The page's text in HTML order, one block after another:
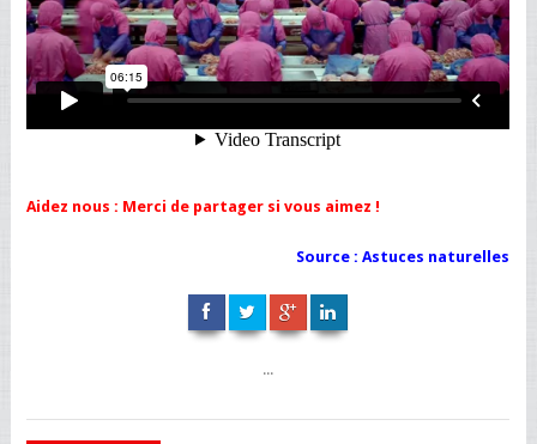
Aidez nous : Merci de partager si vous aimez !
Source :Astuces naturelles
...